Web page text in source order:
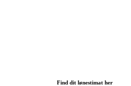
Find dit lønestimat her